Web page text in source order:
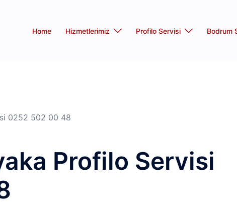
Home Hizmetlerimiz Profilo Servisi Bodrum
0252 502 00 48
Profilo Servisi